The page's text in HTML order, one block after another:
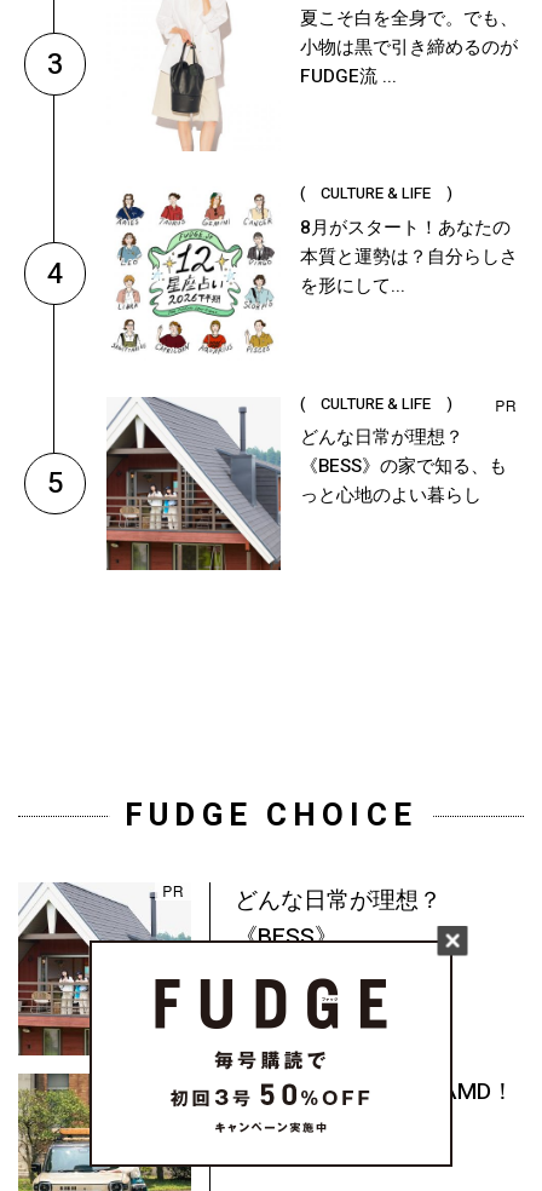
3
夏こそ白を全身で。でも、
小物は黒で引き締めるのが
FUDGE流 ...
4
( CULTURE & LIFE )
8月がスタート！あなたの
本質と運勢は？自分らしさ
を形にして...
5
( CULTURE & LIFE )
どんな日常が理想？
《BESS》の家で知る、も
っと心地のよい暮らし
FUDGE CHOICE
どんな日常が理想？
《BESS》...
My Lovely Partner DAMD！
撮...